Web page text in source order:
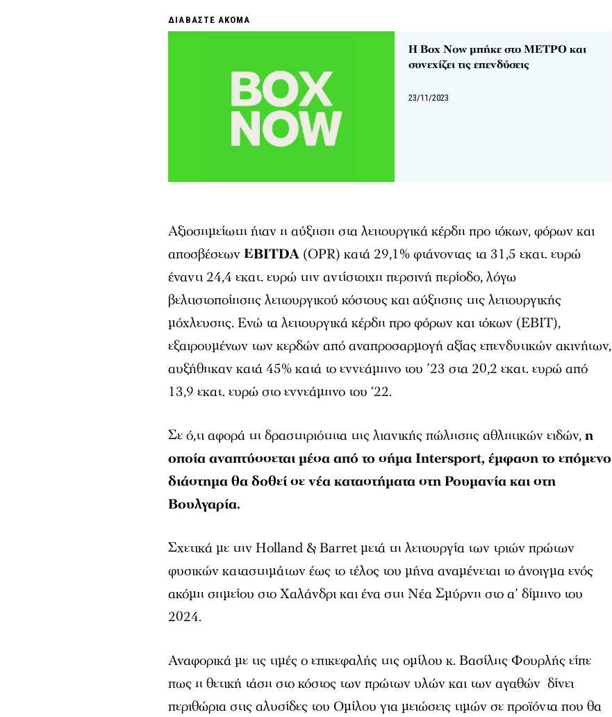
ΔΙΑΒΑΣΤΕ ΑΚΟΜΑ
Η Box Now μπήκε στο ΜΕΤΡΟ και
συνεχίζει τις επενδύσεις
23/11/2023
Αξιοσημείωτη ήταν η αύξηση στα λειτουργικά κέρδη προ τόκων, φόρων και
αποσβέσεωνEBITDA (OPR) κατά 29,1% φτάνοντας τα 31,5 εκατ. ευρώ
έναντι 24,4 εκατ. ευρώ την αντίστοιχη περσινή περίοδο, λόγω
βελτιστοποίησης λειτουργικού κόστους και αύξησης της λειτουργικής
μόχλευσης. Ενώ τα λειτουργικά κέρδη προ φόρων και τόκων (EBIT),
εξαιρουμένων των κερδών από αναπροσαρμογή αξίας επενδυτικών ακινήτων,
αυξήθηκαν κατά 45% κατά το εννεάμηνο του ’23 στα 20,2 εκατ. ευρώ από
13,9 εκατ. ευρώ στο εννεάμηνο του ‘22.
Σε ό,τι αφορά τη δραστηριότητα της λιανικής πώλησης αθλητικών ειδών,η
οποία αναπτύσσεται μέσα από το σήμα Intersport, έμφαση το επόμενο
διάστημα θα δοθεί σε νέα καταστήματα στη Ρουμανία και στη
Βουλγαρία.
Σχετικά με την Holland & Barret μετά τη λειτουργία των τριών πρώτων
φυσικών καταστημάτων έως το τέλος του μήνα αναμένεται το άνοιγμα ενός
ακόμη σημείου στο Χαλάνδρι και ένα στη Νέα Σμύρνη στο α’ δίμηνο του
2024.
Αναφορικά με τις τιμές ο επικεφαλής της ομίλου κ. Βασίλης Φουρλής είπε
πως η θετική τάση στο κόστος των πρώτων υλών και των αγαθών δίνει
περιθώρια στις αλυσίδες του Ομίλου για μειώσεις τιμών σε προϊόντα που θα